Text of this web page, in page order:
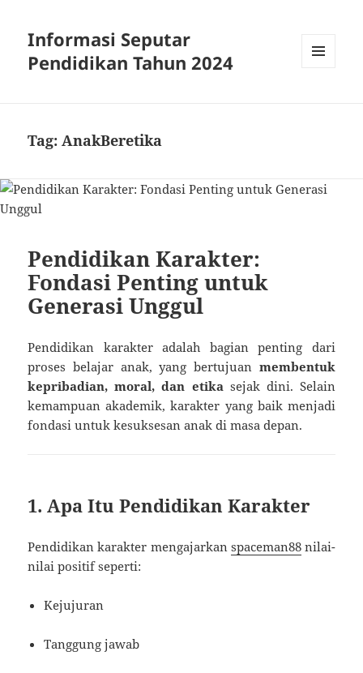
Informasi Seputar
Pendidikan Tahun 2024
Tag:AnakBeretika
Pendidikan Karakter:
Fondasi Penting untuk
Generasi Unggul
Pendidikan karakter adalah bagian penting dari
proses belajar anak, yang bertujuan membentuk
kepribadian, moral, dan etika sejak dini. Selain
kemampuan akademik, karakter yang baik menjadi
fondasi untuk kesuksesan anak di masa depan.
1. Apa Itu Pendidikan Karakter
Pendidikan karakter mengajarkan spaceman88nilai-
nilai positif seperti:
Kejujuran
Tanggung jawab